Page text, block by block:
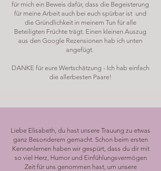
für mich ein Beweis dafür, dass die Begeisterung
für meine Arbeit auch bei euch spürbar ist und
die Gründlichkeit in meinem Tun für alle
Beteiligten Früchte trägt. Einen kleinen Auszug
aus den Google Rezensionen hab ich unten
angefügt.
DANKE für eure Wertschätzung - Ich hab einfach
die allerbesten Paare!
Liebe Elisabeth, du hast unsere Trauung zu etwas
ganz Besonderem gemacht. Schon beim ersten
Kennenlernen haben wir gespürt, dass du dir mit
so viel Herz, Humor und Einfühlungsvermögen
Zeit für uns genommen hast, um unsere